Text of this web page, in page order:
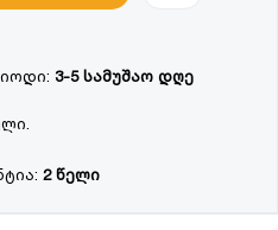
3-5 სამუშაო დღე
2 წელი